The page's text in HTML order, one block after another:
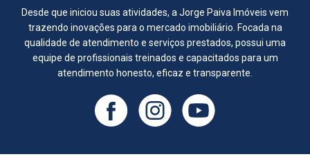
Desde que iniciou suas atividades, a Jorge Paiva Imóveis vem
trazendo inovações para o mercado imobiliário. Focada na
qualidade de atendimento e serviços prestados, possui uma
equipe de profissionais treinados e capacitados para um
atendimento honesto, eficaz e transparente.